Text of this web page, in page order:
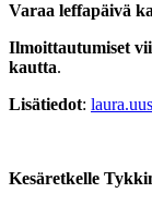
Varaa leffapäivä
Ilmoittautumiset
kautta.
Lisätiedot:
Kesäretkelle